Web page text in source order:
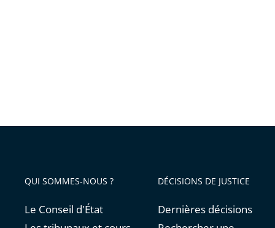
QUI SOMMES-NOUS ?
Le Conseil d'État
DÉCISIONS DE JUSTICE
Dernières décisions